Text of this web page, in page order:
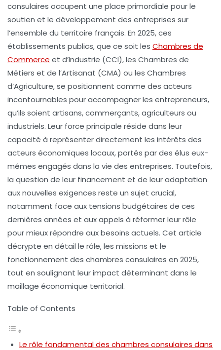
consulaires occupent une place primordiale pour le
soutien et le développement des entreprises sur
l’ensemble du territoire français. En 2025, ces
établissements publics, que ce soit les Chambres de
Commerce et d’Industrie (CCI), les Chambres de
Métiers et de l’Artisanat (CMA) ou les Chambres
d’Agriculture, se positionnent comme des acteurs
incontournables pour accompagner les entrepreneurs,
qu’ils soient artisans, commerçants, agriculteurs ou
industriels. Leur force principale réside dans leur
capacité à représenter directement les intérêts des
acteurs économiques locaux, portés par des élus eux-
mêmes engagés dans la vie des entreprises. Toutefois,
la question de leur financement et de leur adaptation
aux nouvelles exigences reste un sujet crucial,
notamment face aux tensions budgétaires de ces
dernières années et aux appels à réformer leur rôle
pour mieux répondre aux besoins actuels. Cet article
décrypte en détail le rôle, les missions et le
fonctionnement des chambres consulaires en 2025,
tout en soulignant leur impact déterminant dans le
maillage économique territorial.
Table of Contents
Le rôle fondamental des chambres consulaires dans